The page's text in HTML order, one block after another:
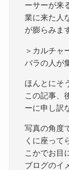
ーサーが来
業に来た人
が膨らみま
＞カルチャ
バラの人が
ほんとにそ
この記事、
ーに申し訳
写真の角度
くに座って
こかでお目
ブログのイ